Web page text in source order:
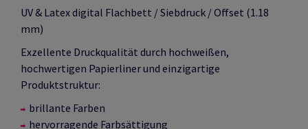
UV & Latex digital Flachbett / Siebdruck / Offset (1.18
mm)
Exzellente Druckqualität durch hochweißen,
hochwertigen Papierliner und einzigartige
Produktstruktur:
brillante Farben
hervorragende Farbsättigung